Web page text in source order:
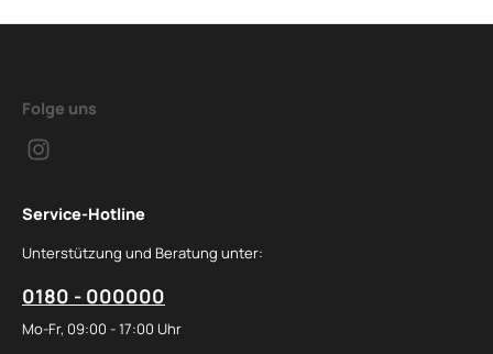
Folge uns
Service-Hotline
Unterstützung und Beratung unter:
0180 - 000000
Mo-Fr, 09:00 - 17:00 Uhr